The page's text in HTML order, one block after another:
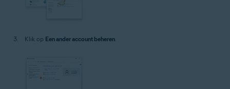
Klik op Een ander account beheren.